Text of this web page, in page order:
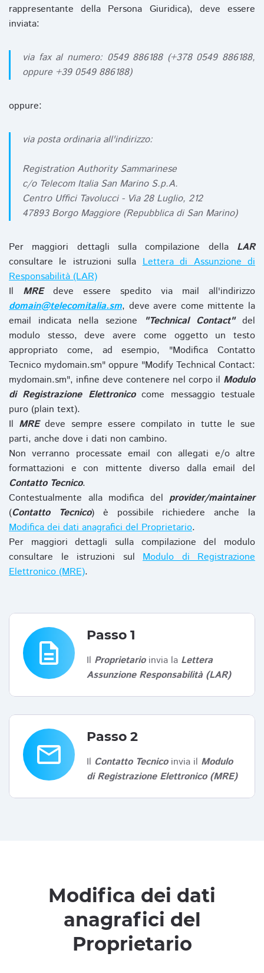
rappresentante della Persona Giuridica), deve essere
inviata:
via fax al numero: 0549 886188 (+378 0549 886188,
oppure +39 0549 886188)
oppure:
via posta ordinaria all'indirizzo:
Registration Authority Sammarinese
c/o Telecom Italia San Marino S.p.A.
Centro Uffici Tavolucci - Via 28 Luglio, 212
47893 Borgo Maggiore (Repubblica di San Marino)
Per maggiori dettagli sulla compilazione della LAR
consultare le istruzioni sullaLettera di Assunzione di
Responsabilità (LAR)
Il MREdeve essere spedito via mail all'indirizzo
domain@telecomitalia.sm, deve avere come mittente la
email indicata nella sezione
"Technical Contact"del
modulo stesso, deve avere come oggetto un testo
appropriato come, ad esempio, "Modifica Contatto
Tecnico mydomain.sm" oppure "Modify Technical Contact:
mydomain.sm", infine deve contenere nel corpo il Modulo
di Registrazione Elettronicocome messaggio testuale
puro (plain text).
Il MREdeve sempre essere compilato in tutte le sue
parti, anche dove i dati non cambino.
Non verranno processate email con allegati e/o altre
formattazioni e con mittente diverso dalla email del
Contatto Tecnico.
Contestualmente alla modifica del provider/maintainer
(Contatto Tecnico) è possibile richiedere anche la
Modifica dei dati anagrafici del Proprietario.
Per maggiori dettagli sulla compilazione del modulo
consultare le istruzioni sul Modulo di Registrazione
Elettronico (MRE).
description
Passo 1
Il Proprietarioinvia la Lettera
Assunzione Responsabilità (LAR)
email
Passo 2
Il Contatto Tecnicoinvia il Modulo
di Registrazione Elettronico (MRE)
Modifica dei dati
anagrafici del
Proprietario